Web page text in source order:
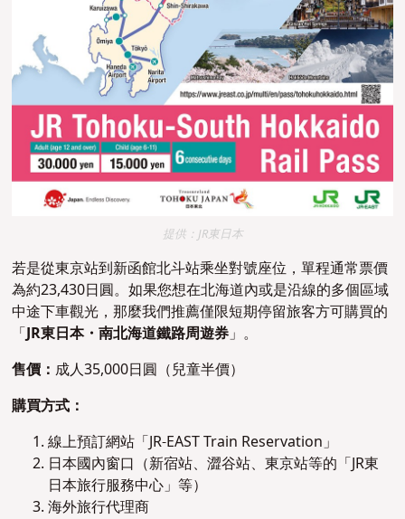
提供：JR東日本
若是從東京站到新函館北斗站乘坐對號座位，單程通常票價
為約23,430日圓。如果您想在北海道內或是沿線的多個區域
中途下車觀光，那麼我們推薦僅限短期停留旅客方可購買的
「JR東日本・南北海道鐵路周遊券」。
售價：成人35,000日圓（兒童半價）
購買方式：
線上預訂網站「JR-EAST Train Reservation」
日本國內窗口（新宿站、澀谷站、東京站等的「JR東
日本旅行服務中心」等）
海外旅行代理商